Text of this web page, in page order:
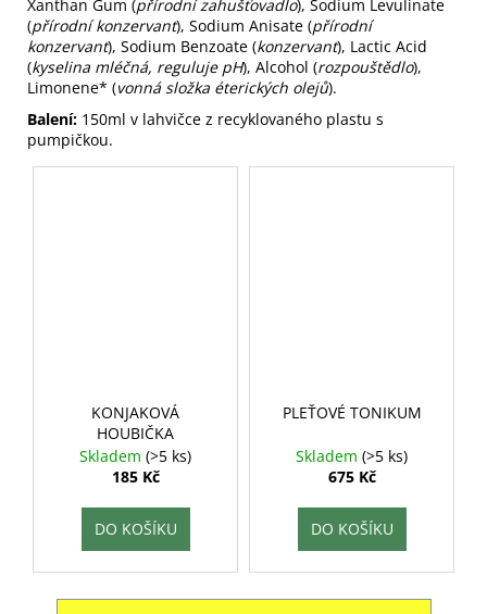
Xanthan Gum (přírodní zahušťovadlo), Sodium Levulinate
(přírodní konzervant), Sodium Anisate (přírodní
konzervant), Sodium Benzoate (konzervant), Lactic Acid
(kyselina mléčná, reguluje pH), Alcohol (rozpouštědlo),
Limonene* (vonná složka éterických olejů).
Balení: 150ml v lahvičce z recyklovaného plastu s
pumpičkou.
KONJAKOVÁ
HOUBIČKA
Skladem (>5 ks)
185 Kč
DO KOŠÍKU
PLEŤOVÉ TONIKUM
Skladem (>5 ks)
675 Kč
DO KOŠÍKU